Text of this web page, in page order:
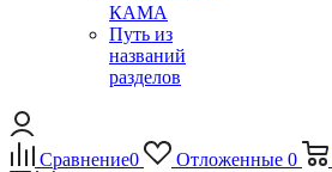
КАМА
Путь из
названий
разделов
Сравнение0 Отложенные 0